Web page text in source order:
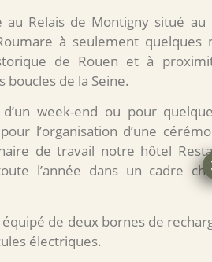
au Relais de Montigny situé
à seulement quelques
de Rouen et à
boucles de la Seine.
week-end ou pour
l’organisation d’une
de travail notre hôtel
l’année dans un cadre
équipé de deux bornes de
électriques.